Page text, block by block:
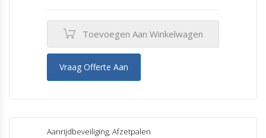
Toevoegen Aan Winkelwagen
Vraag Offerte Aan
Aanrijdbeveiliging, Afzetpalen